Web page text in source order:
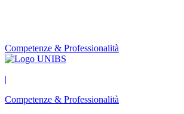
Competenze & Professionalità
|
Competenze & Professionalità